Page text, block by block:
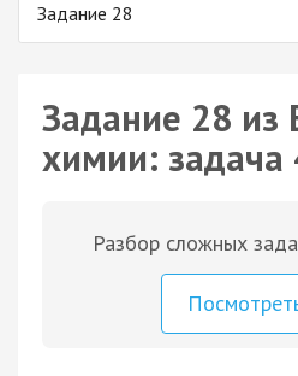
Задание 28
Задание 28 из
химии: задача
Разбор сложных